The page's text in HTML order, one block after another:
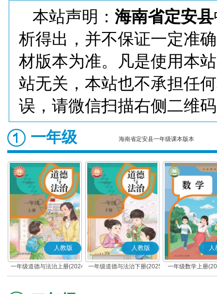
本站声明： 海南省定安县
析得出，并不保证一定准
材版本为准。凡是使用本
站无关，本站也不承担任
误，请微信扫描右侧二维
一年级 海南省定安县一年级课本版本
人教版
一年级道德与法治上册(2024
秋版)(部编版)
人教版
一年级道德与法治下册(2025
春版)(部编版)
人
一年级数学上册